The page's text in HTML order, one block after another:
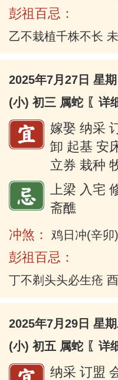
彭祖百忌：
乙不栽植千株不长
2025年7月27日 星
(小) 初三 属蛇 〖详
嫁娶 纳采
卸 起基 安
立券 栽种
上梁 入宅
斋醮
冲煞：
鸡日冲(辛卯
彭祖百忌：
丁不剃头头必生疮
2025年7月29日 星
(小) 初五 属蛇 〖详
纳采 订盟